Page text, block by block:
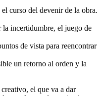
curso del devenir de la obra.
la incertidumbre, el juego de
de vista para reencontrar
un retorno al orden y la
el que va a dar